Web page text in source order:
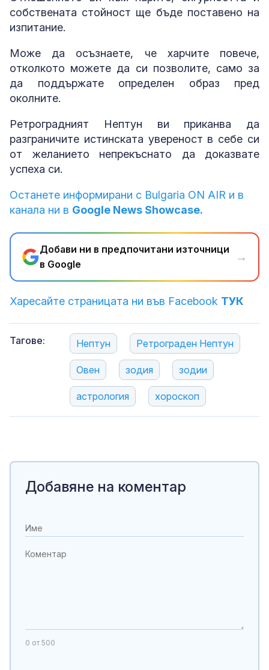
собствената стойност ще бъде поставено на
изпитание.
Може да осъзнаете, че харчите повече,
отколкото можете да си позволите, само за
да поддържате определен образ пред
околните.
Ретроградният Нептун ви приканва да
разграничите истинската увереност в себе си
от желанието непрекъснато да доказвате
успеха си.
Останете информирани с Bulgaria ON AIR и в
канала ни в Google News Showcase.
Добави ни в предпочитани източници
в Google
→
Харесайте страницата ни във Facebook ТУК
Тагове: Нептун Ретрограден Нептун
Овен зодия зодии
астрология хороскоп
Добавяне на коментар
0 от 500